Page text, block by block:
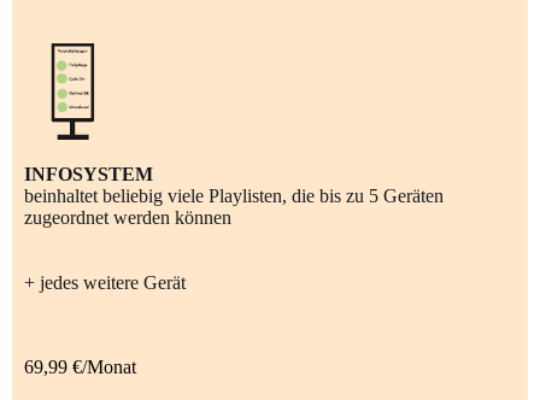
INFOSYSTEM
beinhaltet beliebig viele Playlisten, die bis zu 5 Geräten
zugeordnet werden können
+ jedes weitere Gerät
69,99 €/Monat